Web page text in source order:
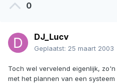
0
DJ_Lucv
Geplaatst: 25 maart 2003
Toch wel vervelend eigenlijk,
met het plannen van een